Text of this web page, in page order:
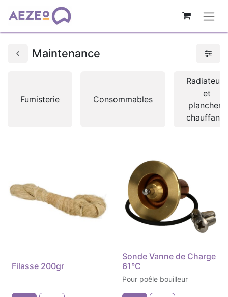
Maintenance
Fumisterie Consommables
Radiateurs
et
planchers
chauffants
Filasse 200gr
Sonde Vanne de Charge
61°C
Pour poêle bouilleur